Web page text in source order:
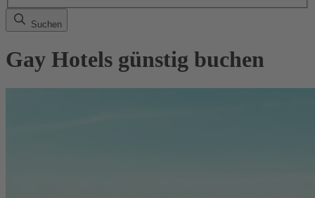
Suchen
Gay Hotels günstig buchen